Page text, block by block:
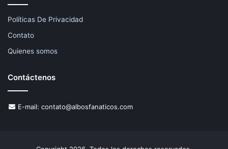
Políticas De Privacidad
Contato
Quienes somos
Contáctenos
E-mail: contato@albosfanaticos.com